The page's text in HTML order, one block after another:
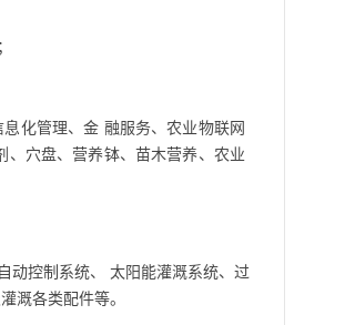
化管理、金 融服务、农业物联网
、穴盘、营养钵、苗木营养、农业
动控制系统、 太阳能灌溉系统、过
溉各类配件等。